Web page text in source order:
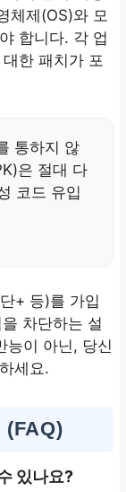
체제(OS)와 모
합니다. 각 업
한 패치가 포
통하지 않
은 절대 다
코드 유입
+ 등)를 가입
차단하는 설
능이 아닌, 당신
세요.
(FAQ)
있나요?